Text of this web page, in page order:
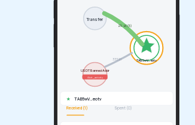
Transfer
USDT Banned Addr
illicit_activity
TAB5wV…eotv
25.4K (5)
333.91
★ TAB5wV…eotv
Received (1) Spent (0)